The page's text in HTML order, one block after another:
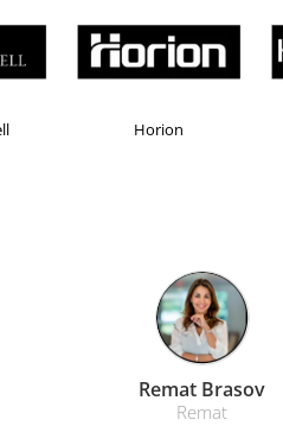
Liamed Brasov
Liamed